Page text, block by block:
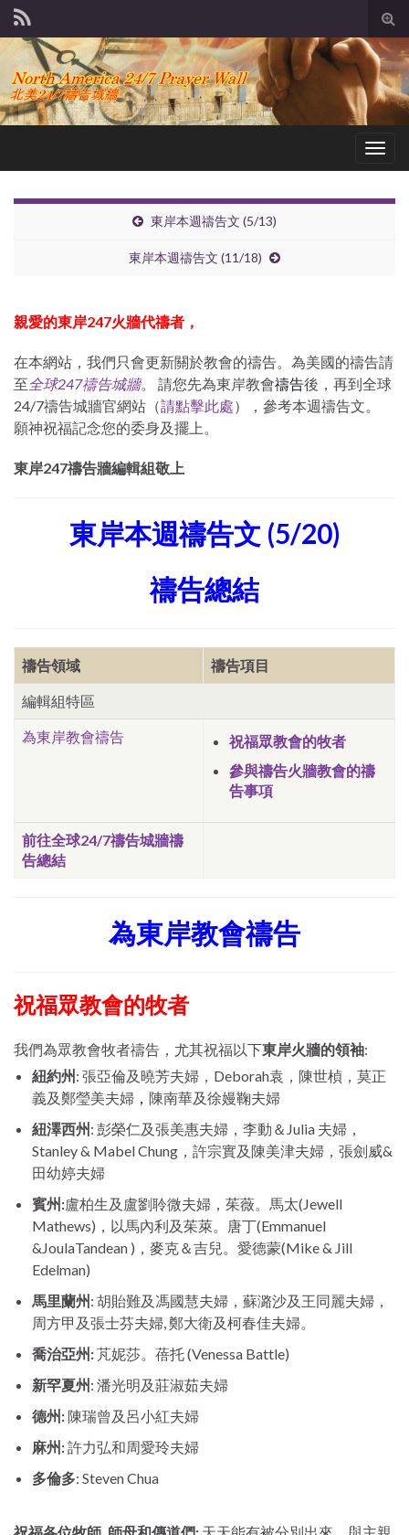
東岸本週禱告文 (5/13)
東岸本週禱告文 (11/18)
親愛的東岸247火牆代禱者，
在本網站，我們只會更新關於教會的禱告。為美國的禱告請
至全球247禱告城牆。 請您先為東岸教會禱告後，再到全球
24/7禱告城牆官網站（請點擊此處），參考本週禱告文。
願神祝福記念您的委身及擺上。
東岸247禱告牆編輯組敬上
東岸本週禱告文 (5/20)
禱告總結
禱告領域 禱告項目
編輯組特區
為東岸教會禱告
祝福眾教會的牧者
參與禱告火牆教會的禱
告事項
前往全球24/7禱告城牆禱
告總結
為東岸教會禱告
祝福眾教會的牧者
我們為眾教會牧者禱告，尤其祝福以下東岸火牆的領袖:
紐約州: 張亞倫及曉芳夫婦，Deborah袁，陳世楨，莫正
義及鄭瑩美夫婦 ， 陳南華及徐嫚鞠夫婦
紐澤西州: 彭榮仁及張美惠夫婦，李動＆Julia 夫婦，
Stanley & Mabel Chung，許宗實及陳美津夫婦，張劍威&
田幼婷夫婦
賓州:盧柏生及盧劉聆微夫婦，茱薇。馬太(Jewell
Mathews)，以馬內利及茱萊。唐丁(Emmanuel
&JoulaTandean )，麥克＆吉兒。愛德蒙(Mike & Jill
Edelman)
馬里蘭州: 胡貽難及馮國慧夫婦，蘇潞沙及王同麗夫婦，
周方甲及張士芬夫婦, 鄭大衛及柯春佳夫婦。
喬治亞州:芃妮莎。蓓托 (Venessa Battle)
新罕夏州: 潘光明及莊淑茹夫婦
德州:陳瑞曾及呂小紅夫婦
麻州:許力弘和周愛玲夫婦
多倫多: Steven Chua